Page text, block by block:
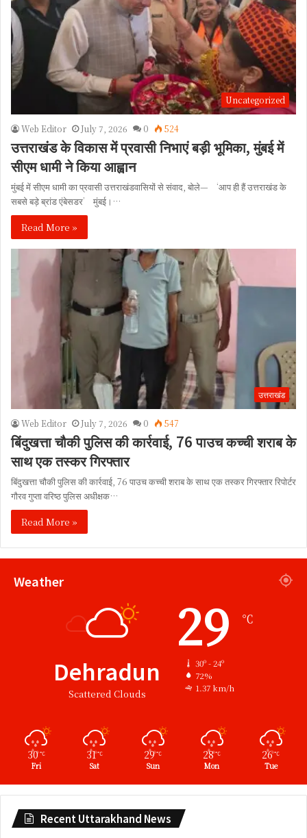
Uncategorized
Web Editor July 7, 2026 0 524
उत्तराखंड के विकास में प्रवासी निभाएं बड़ी भूमिका, मुंबई में
सीएम धामी ने किया आह्वान
मुंबई में सीएम धामी का प्रवासी उत्तराखंडवासियों से संवाद, बोले— ‘आप ही हैं उत्तराखंड के
सबसे बड़े ब्रांड एंबेसडर’ मुंबई।…
Read More »
उत्तराखंड
Web Editor July 7, 2026 0 547
बिंदुखत्ता चौकी पुलिस की कार्रवाई, 76 पाउच कच्ची शराब के
साथ एक तस्कर गिरफ्तार
बिंदुखत्ता चौकी पुलिस की कार्रवाई, 76 पाउच कच्ची शराब के साथ एक तस्कर गिरफ्तार रिपोर्टर
गौरव गुप्ता वरिष्ठ पुलिस अधीक्षक…
Read More »
Weather
Dehradun
Scattered Clouds
29 ℃
30º - 24º
72%
1.37 km/h
30 ℃
Fri
31℃
Sat
29℃
Sun
28℃
Mon
26℃
Tue
Recent Uttarakhand News